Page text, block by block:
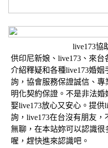
live173協
供印尼新娘、live173、來台
介紹釋疑和各種live173婚姻
詢，協會服務保證誠信、專
明化契約保證。不是非法婚
娶live173放心又安心。提供
詢，live173在台沒有朋友，
無聊，在本站妳可以認識很
喔，趕快進來認識吧。